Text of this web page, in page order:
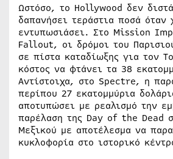
Ωστόσο, το Hollywood δεν
δαπανήσει τεράστια ποσά όταν
εντυπωσιάσει. Στο Mission
Fallout, οι δρόμοι του
σε πίστα καταδίωξης για τον
κόστος να φτάνει τα 38
Αντίστοιχα, στο Spectre, η
περίπου 27 εκατομμύρια
αποτυπώσει με ρεαλισμό την
παρέλαση της Day of the Dead
Μεξικού με αποτέλεσμα να
κυκλοφορία στο ιστορικό